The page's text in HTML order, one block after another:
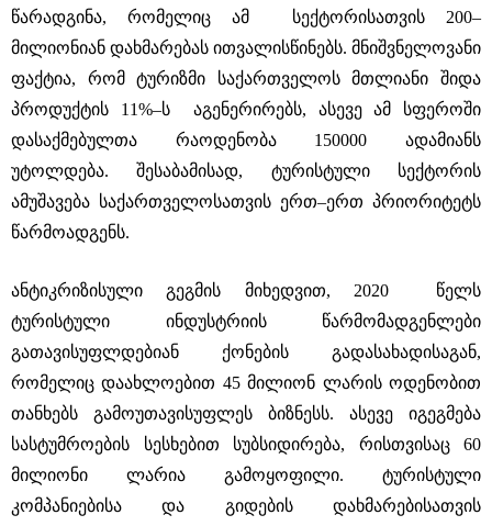
წარადგინა, რომელიც ამ სექტორისათვის 200–
მილიონიან დახმარებას ითვალისწინებს. მნიშვნელოვანი
ფაქტია, რომ ტურიზმი საქართველოს მთლიანი შიდა
პროდუქტის 11%–ს აგენერირებს, ასევე ამ სფეროში
დასაქმებულთა რაოდენობა 150000 ადამიანს
უტოლდება. შესაბამისად, ტურისტული სექტორის
ამუშავება საქართველოსათვის ერთ–ერთ პრიორიტეტს
წარმოადგენს.
ანტიკრიზისული გეგმის მიხედვით, 2020 წელს
ტურისტული ინდუსტრიის წარმომადგენლები
გათავისუფლდებიან ქონების გადასახადისაგან,
რომელიც დაახლოებით 45 მილიონ ლარის ოდენობით
თანხებს გამოუთავისუფლეს ბიზნესს. ასევე იგეგმება
სასტუმროების სესხებით სუბსიდირება, რისთვისაც 60
მილიონი ლარია გამოყოფილი. ტურისტული
კომპანიებისა და გიდების დახმარებისათვის